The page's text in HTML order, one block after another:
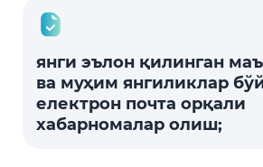
янги эълон қилинган
ва муҳим янгиликлар
електрон почта орқали
хабарномалар олиш;